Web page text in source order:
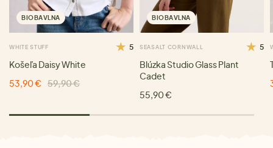
BIOBAVLNA
WHITE STUFF 5
Košeľa Daisy White
53,90 €
59,90 €
BIOBAVLNA
SEASALT CORNWALL 5
Blúzka Studio Glass Plant
Cadet
55,90 €